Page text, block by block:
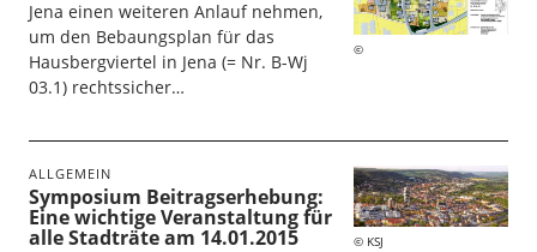
Jena einen weiteren Anlauf nehmen,
um den Bebaungsplan für das
Hausbergviertel in Jena (= Nr. B-Wj
03.1) rechtssicher…
KSJ
ALLGEMEIN
Symposium Beitragserhebung:
Eine wichtige Veranstaltung für
alle Stadträte am 14.01.2015